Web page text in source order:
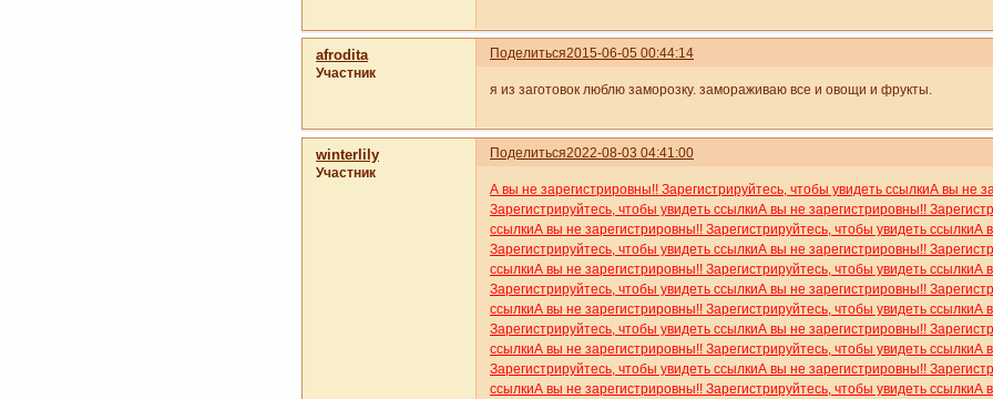
Поделиться2015-06-05 00:44:14
afrodita
Участник
я из заготовок люблю заморозку. замораживаю все и овощи и фрукты.
Поделиться2022-08-03 04:41:00
winterlily
Участник
А вы не зарегистрировны!! Зарегистрируйтесь, чтобы увидеть ссылкиА вы не
Зарегистрируйтесь, чтобы увидеть ссылкиА вы не зарегистрировны!!
ссылкиА вы не зарегистрировны!! Зарегистрируйтесь, чтобы увидеть ссылкиА
Зарегистрируйтесь, чтобы увидеть ссылкиА вы не зарегистрировны!!
ссылкиА вы не зарегистрировны!! Зарегистрируйтесь, чтобы увидеть ссылкиА
Зарегистрируйтесь, чтобы увидеть ссылкиА вы не зарегистрировны!!
ссылкиА вы не зарегистрировны!! Зарегистрируйтесь, чтобы увидеть ссылкиА
Зарегистрируйтесь, чтобы увидеть ссылкиА вы не зарегистрировны!!
ссылкиА вы не зарегистрировны!! Зарегистрируйтесь, чтобы увидеть ссылкиА
Зарегистрируйтесь, чтобы увидеть ссылкиА вы не зарегистрировны!!
ссылкиА вы не зарегистрировны!! Зарегистрируйтесь, чтобы увидеть ссылкиА